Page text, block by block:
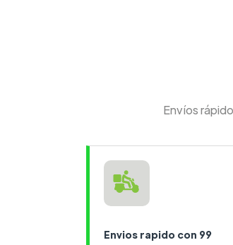
Envíos
Envios rapido con 99